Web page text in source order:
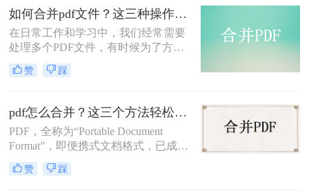
绍几种简单而实用的方法，帮助你轻
松地将两个PDF文件合并成一个。
如何合并pdf文件？这三种操作方法十分简单！
​在日常工作和学习中，我们经常需要
处理多个PDF文件，有时候为了方便
查阅和管理，我们需要将这些PDF文
件合并成一个。那么如何合并pdf文件
法来合并PDF文件。
赞 踩
pdf怎么合并？这三个方法轻松合并pdf！
PDF，全称为“Portable Document
Format”，即便携式文档格式，已成为
现代工作和学习中不可或缺的文件格
式。由于其跨平台、不易编辑、保护
赞 踩